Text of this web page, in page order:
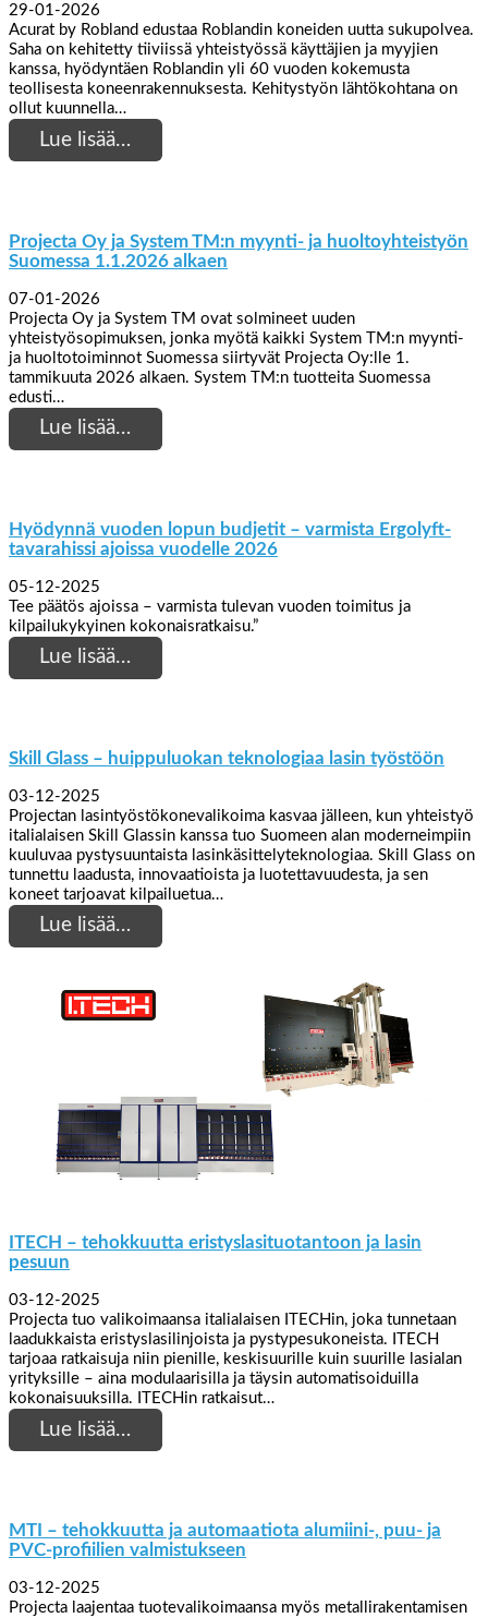
29-01-2026
Acurat by Robland edustaa Roblandin koneiden uutta sukupolvea.
Saha on kehitetty tiiviissä yhteistyössä käyttäjien ja myyjien
kanssa, hyödyntäen Roblandin yli 60 vuoden kokemusta
teollisesta koneenrakennuksesta. Kehitystyön lähtökohtana on
ollut kuunnella…
Lue lisää…
Projecta Oy ja System TM:n myynti- ja huoltoyhteistyön
Suomessa 1.1.2026 alkaen
07-01-2026
Projecta Oy ja System TM ovat solmineet uuden
yhteistyösopimuksen, jonka myötä kaikki System TM:n myynti-
ja huoltotoiminnot Suomessa siirtyvät Projecta Oy:lle 1.
tammikuuta 2026 alkaen. System TM:n tuotteita Suomessa
edusti…
Lue lisää…
Hyödynnä vuoden lopun budjetit – varmista Ergolyft-
tavarahissi ajoissa vuodelle 2026
05-12-2025
Tee päätös ajoissa – varmista tulevan vuoden toimitus ja
kilpailukykyinen kokonaisratkaisu.”
Lue lisää…
Skill Glass – huippuluokan teknologiaa lasin työstöön
03-12-2025
Projectan lasintyöstökonevalikoima kasvaa jälleen, kun yhteistyö
italialaisen Skill Glassin kanssa tuo Suomeen alan moderneimpiin
kuuluvaa pystysuuntaista lasinkäsittelyteknologiaa. Skill Glass on
tunnettu laadusta, innovaatioista ja luotettavuudesta, ja sen
koneet tarjoavat kilpailuetua…
Lue lisää…
ITECH – tehokkuutta eristyslasituotantoon ja lasin
pesuun
03-12-2025
Projecta tuo valikoimaansa italialaisen ITECHin, joka tunnetaan
laadukkaista eristyslasilinjoista ja pystypesukoneista. ITECH
tarjoaa ratkaisuja niin pienille, keskisuurille kuin suurille lasialan
yrityksille – aina modulaarisilla ja täysin automatisoiduilla
kokonaisuuksilla. ITECHin ratkaisut…
Lue lisää…
MTI – tehokkuutta ja automaatiota alumiini-, puu- ja
PVC-profiilien valmistukseen
03-12-2025
Projecta laajentaa tuotevalikoimaansa myös metallirakentamisen